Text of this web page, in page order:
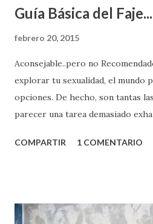
Guía Básica del Faje...
febrero 20, 2015
Aconsejable..pero no
explorar tu sexualidad, el mundo
opciones. De hecho, son tantas
parecer una tarea demasiado
partes de ti que jamás hubieras
conoces ni la mitad de lo que
COMPARTIR 1 COMENTARIO